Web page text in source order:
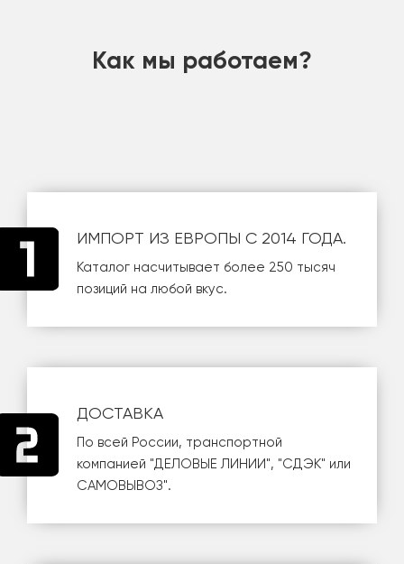
Как мы работаем?
ИМПОРТ ИЗ ЕВРОПЫ С 2014 ГОДА.
Каталог насчитывает более 250 тысяч
позиций на любой вкус.
ДОСТАВКА
По всей России, транспортной
компанией "ДЕЛОВЫЕ ЛИНИИ", "СДЭК" или
САМОВЫВОЗ".